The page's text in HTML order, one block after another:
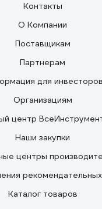
Контакты
О Компании
Поставщикам
Партнерам
для инвесторов
Организациям
центр
Наши закупки
центры
Каталог товаров